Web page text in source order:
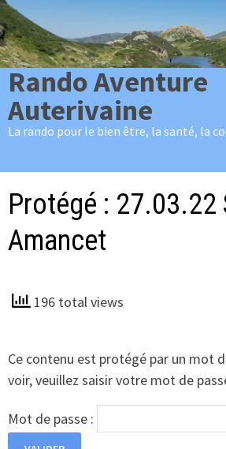
Passer
au
contenu
Rando Aventure
Auterivaine
La rando pour le bien être, la santé, la
Protégé : 27.03.22
Amancet
196 total views
Ce contenu est protégé par un mot
voir, veuillez saisir votre mot de
Mot de passe :